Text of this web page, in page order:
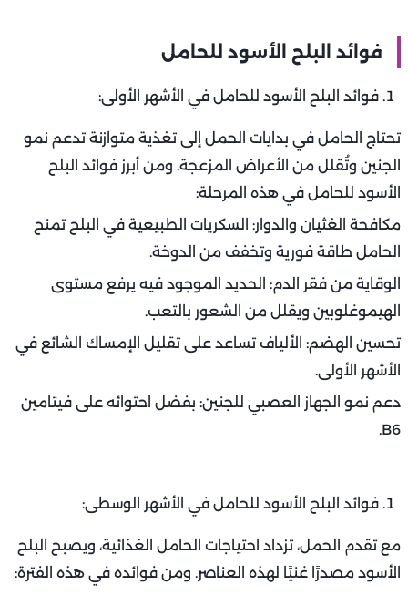
فوائد البلح الأسود للحامل
فوائد البلح الأسود للحامل في الأشهر الأولى:
تحتاج الحامل في بدايات الحمل إلى تغذية متوازنة تدعم نمو
الجنين وتُقلل من الأعراض المزعجة. ومن أبرز فوائد البلح
الأسود للحامل في هذه المرحلة:
مكافحة الغثيان والدوار: السكريات الطبيعية في البلح تمنح
الحامل طاقة فورية وتخفف من الدوخة.
الوقاية من فقر الدم: الحديد الموجود فيه يرفع مستوى
الهيموغلوبين ويقلل من الشعور بالتعب.
تحسين الهضم: الألياف تساعد على تقليل الإمساك الشائع في
الأشهر الأولى.
دعم نمو الجهاز العصبي للجنين: بفضل احتوائه على فيتامين
B6.
فوائد البلح الأسود للحامل في الأشهر الوسطى:
مع تقدم الحمل، تزداد احتياجات الحامل الغذائية، ويصبح البلح
الأسود مصدرًا غنيًا لهذه العناصر. ومن فوائده في هذه الفترة: